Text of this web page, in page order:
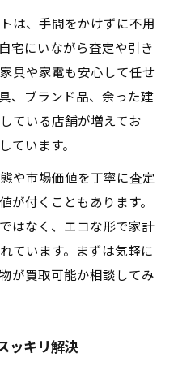
は、手間をかけずに不用
宅にいながら査定や引き
具や家電も安心して任せ
、ブランド品、余った建
ている店舗が増えてお
ています。
や市場価値を丁寧に査定
が付くこともあります。
はなく、エコな形で家計
ています。まずは気軽に
が買取可能か相談してみ
ッキリ解決